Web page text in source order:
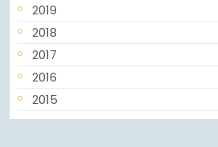
2019
2018
2017
2016
2015